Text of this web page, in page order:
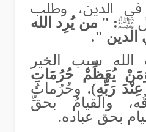
في الدين، وطلب
ﷺ: " من يُرِد الله
الدين "
.
سبب الخير
يُعَظِّمْ حُرُمَاتِ
عِنْدَ رَبِّهِ). وحُرُماتُ
والقيامُ بحقِّ
بحق عباده.